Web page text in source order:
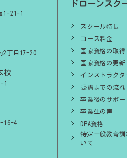
1-21-1
2丁目17-20
校
1
16-4
ドローンスク
スクール特長
コース料金
国家資格の取得
国家資格の更新
インストラクタ
受講までの流れ
卒業後のサポー
卒業生の声
DPA資格
特定一般教育
いて